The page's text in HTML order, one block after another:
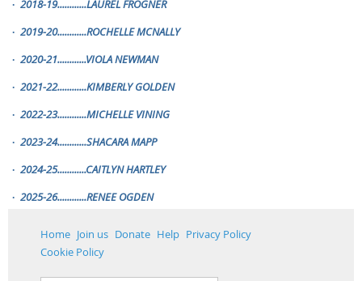
· 2018-19............LAUREL FROGNER
· 2019-20............ROCHELLE MCNALLY
· 2020-21............VIOLA NEWMAN
· 2021-22............KIMBERLY GOLDEN
· 2022-23............MICHELLE VINING
· 2023-24............SHACARA MAPP
· 2024-25............CAITLYN HARTLEY
· 2025-26............RENEE OGDEN
Home Join us Donate Help Privacy Policy
Cookie Policy